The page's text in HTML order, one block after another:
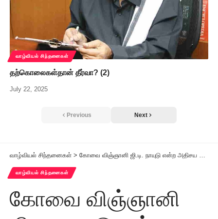
வாழ்வியல் சிந்தனைகள்
தற்கொலைகள்தான் தீர்வா? (2)
July 22, 2025
Previous Next
வாழ்வியல் சிந்தனைகள் > கோவை விஞ்ஞானி ஜி.டி. நாயுடு என்ற அதிசய மனிதர்! (1)
வாழ்வியல் சிந்தனைகள்
கோவை விஞ்ஞானி